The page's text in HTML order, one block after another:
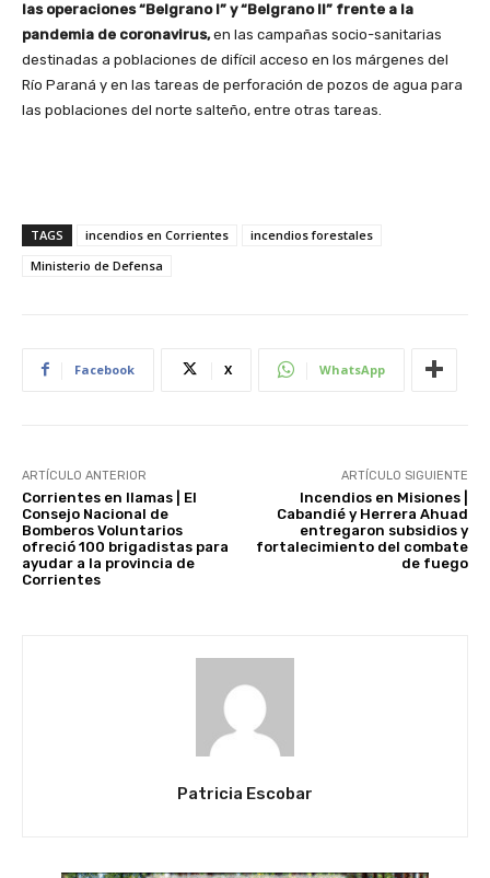
las operaciones “Belgrano I” y “Belgrano II” frente a la
pandemia de coronavirus,en las campañas socio-sanitarias
destinadas a poblaciones de difícil acceso en los márgenes del
Río Paraná y en las tareas de perforación de pozos de agua para
las poblaciones del norte salteño, entre otras tareas.
TAGS incendios en Corrientes
incendios forestales
Ministerio de Defensa
Facebook X WhatsApp
ARTÍCULO ANTERIOR
Corrientes en llamas | El
Consejo Nacional de
Bomberos Voluntarios
ofreció 100 brigadistas para
ayudar a la provincia de
Corrientes
ARTÍCULO SIGUIENTE
Incendios en Misiones |
Cabandié y Herrera Ahuad
entregaron subsidios y
fortalecimiento del combate
de fuego
Patricia Escobar